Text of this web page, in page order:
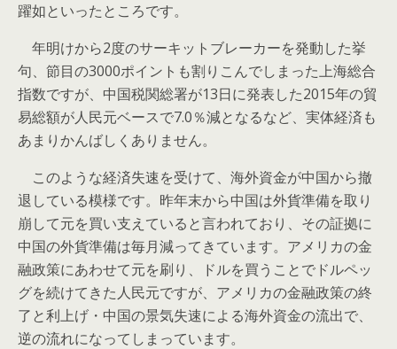
躍如といったところです。
年明けから2度のサーキットブレーカーを発動した挙
句、節目の3000ポイントも割りこんでしまった上海総合
指数ですが、中国税関総署が13日に発表した2015年の貿
易総額が人民元ベースで7.0％減となるなど、実体経済も
あまりかんばしくありません。
このような経済失速を受けて、海外資金が中国から撤
退している模様です。昨年末から中国は外貨準備を取り
崩して元を買い支えていると言われており、その証拠に
中国の外貨準備は毎月減ってきています。アメリカの金
融政策にあわせて元を刷り、ドルを買うことでドルペッ
グを続けてきた人民元ですが、アメリカの金融政策の終
了と利上げ・中国の景気失速による海外資金の流出で、
逆の流れになってしまっています。